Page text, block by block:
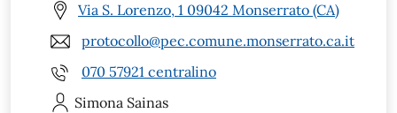
Via S. Lorenzo, 1 09042 Monserrato (CA)
protocollo@pec.comune.monserrato.ca.it
070 57921 centralino
Simona Sainas